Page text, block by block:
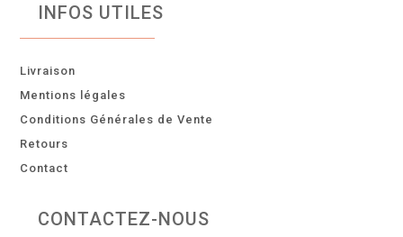
INFOS UTILES
Livraison
Mentions légales
Conditions Générales de Vente
Retours
Contact
CONTACTEZ-NOUS